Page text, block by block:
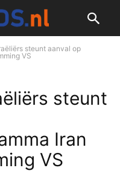
steunt aanval op
VS
steunt
Iran
VS